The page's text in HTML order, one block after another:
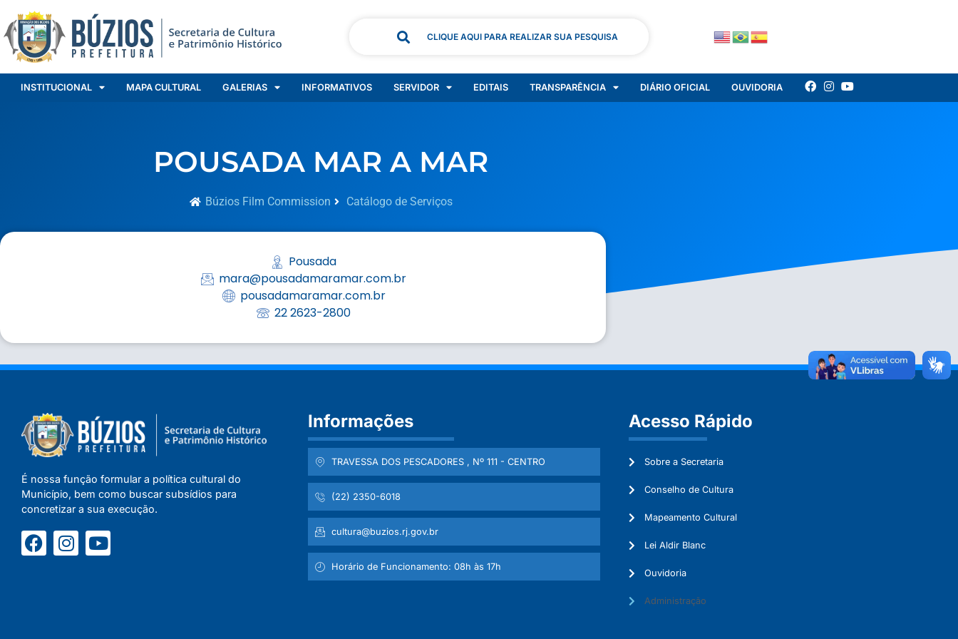
CLIQUE AQUI PARA REALIZAR SUA PESQUISA
INSTITUCIONAL MAPA CULTURAL GALERIAS INFORMATIVOS SERVIDOR EDITAIS TRANSPARÊNCIA DIÁRIO OFICIAL OUVIDORIA
POUSADA MAR A MAR
Búzios Film Commission Catálogo de Serviços
Pousada
mara@pousadamaramar.com.br
pousadamaramar.com.br
22 2623-2800
É nossa função formular a política cultural do
Município, bem como buscar subsídios para
concretizar a sua execução.
Informações
TRAVESSA DOS PESCADORES , Nº 111 - CENTRO
(22) 2350-6018
cultura@buzios.rj.gov.br
Horário de Funcionamento: 08h às 17h
Acesso Rápido
Sobre a Secretaria
Conselho de Cultura
Mapeamento Cultural
Lei Aldir Blanc
Ouvidoria
Administração